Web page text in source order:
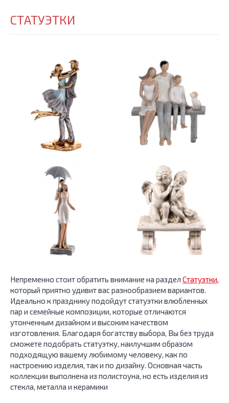
СТАТУЭТКИ
Непременно стоит обратить внимание на раздел Статуэтки,
который приятно удивит вас разнообразием вариантов.
Идеально к празднику подойдут статуэтки влюбленных
пар и семейные композиции, которые отличаются
утонченным дизайном и высоким качеством
изготовления. Благодаря богатству выбора, Вы без труда
сможете подобрать статуэтку, наилучшим образом
подходящую вашему любимому человеку, как по
настроению изделия, так и по дизайну. Основная часть
коллекции выполнена из полистоуна, но есть изделия из
стекла, металла и керамики